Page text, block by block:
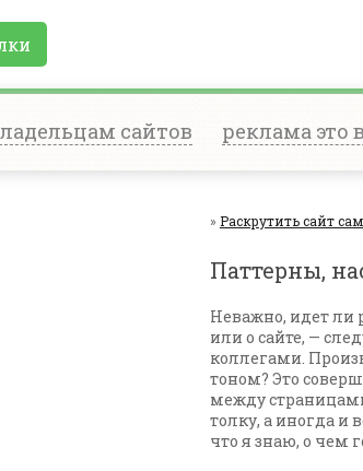
сайтов реклама это
» Раскрутить сайт
Паттерны,
Неважно, идет ли
или о сайте, —
коллегами.
тоном? Это
между
толку, а иногда и
что я знаю, о чем